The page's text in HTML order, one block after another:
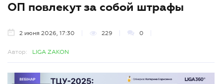
ОП повлекут за собой штрафы
2 июня 2026, 17:30 229 0
Автор: LIGA ZAKON